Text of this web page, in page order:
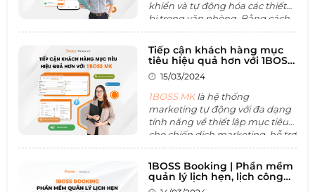
khiển và tự động hóa các thiết
bị trong văn phòng. Bằng cách
cung cấp dữ liệu để phân tích,
cải tiến và tối ưu hóa không
gian làm việc mang lại không
gian làm việc hiệu quả nhất.
Nhờ đó hệ thống này góp phần
cải thiện hiệu suất làm việc của
nhân sự và tăng năng lực cạnh
tranh của tổ chức.
Tiếp cận khách hàng mục
tiêu hiệu quả hơn với 1BOSS
MK15/03/2024
1BOSS MKlà hệ thống
marketing tự động với đa dạng
tính năng về thiết lập mục tiêu
cho chiến dịch marketing, hỗ trợ
quản lý tự dộng các hoạt dộng
marketing đồng thời hỗ trợ tối
ưu hóa lợi nhuận từ mọi chiến
dịch tiếp thị hay ngành nghề
1BOSS Booking | Phần mềm
quản lý lịch hẹn, lịch công
tác online